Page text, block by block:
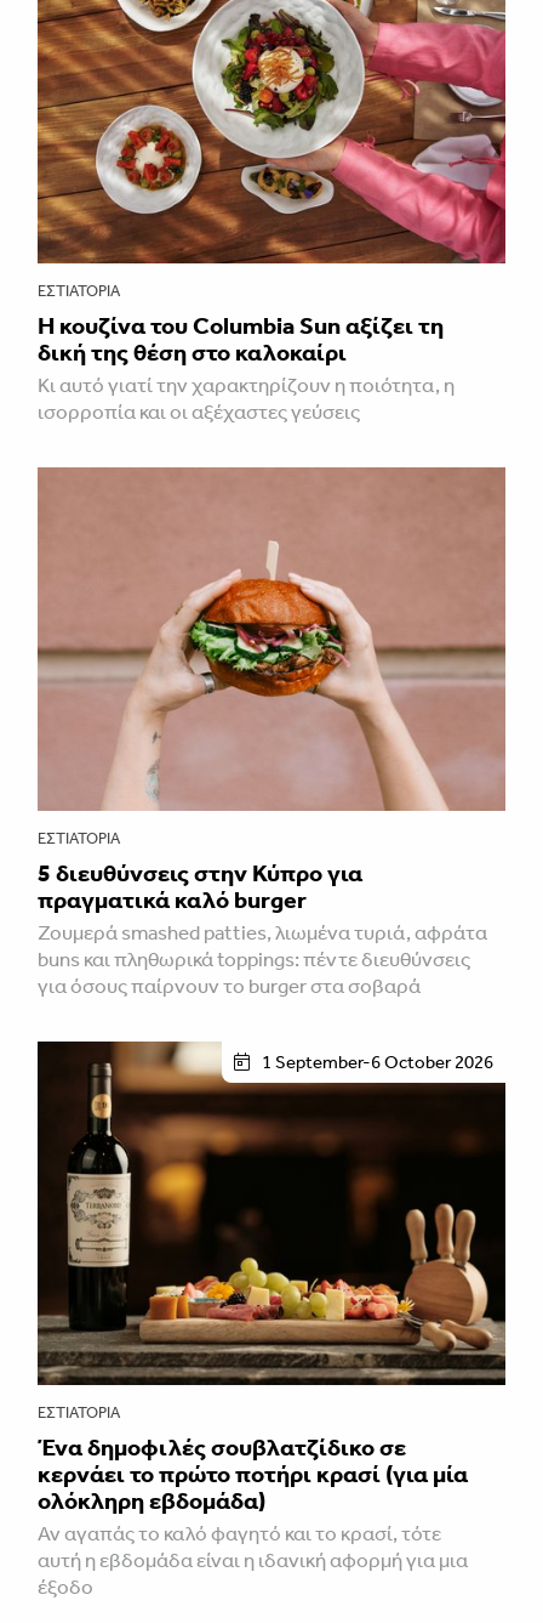
ΕΣΤΙΑΤΌΡΙΑ
Η κουζίνα του Columbia Sun αξίζει τη
δική της θέση στο καλοκαίρι
Κι αυτό γιατί την χαρακτηρίζουν η ποιότητα, η
ισορροπία και οι αξέχαστες γεύσεις
ΕΣΤΙΑΤΌΡΙΑ
5 διευθύνσεις στην Κύπρο για
πραγματικά καλό burger
Ζουμερά smashed patties, λιωμένα τυριά, αφράτα
buns και πληθωρικά toppings: πέντε διευθύνσεις
για όσους παίρνουν το burger στα σοβαρά
1 September-6 October 2026
ΕΣΤΙΑΤΌΡΙΑ
Ένα δημοφιλές σουβλατζίδικο σε
κερνάει το πρώτο ποτήρι κρασί (για μία
ολόκληρη εβδομάδα)
Αν αγαπάς το καλό φαγητό και το κρασί, τότε
αυτή η εβδομάδα είναι η ιδανική αφορμή για μια
έξοδο